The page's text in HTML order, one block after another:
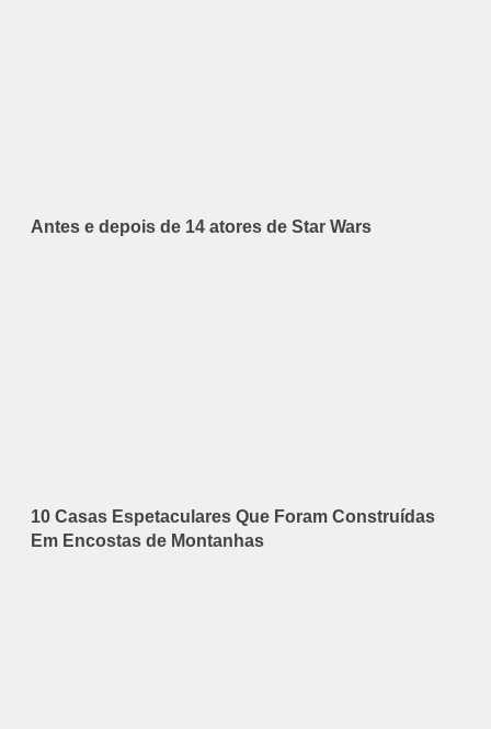
Antes e depois de 14 atores de Star Wars
10 Casas Espetaculares Que Foram Construídas
Em Encostas de Montanhas